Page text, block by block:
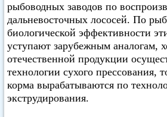
рыбоводных заводов по
дальневосточных лососей. По
биологической эффективности
уступают зарубежным аналогам,
отечественной продукции
технологии сухого прессования,
корма вырабатываются по
экструдирования.